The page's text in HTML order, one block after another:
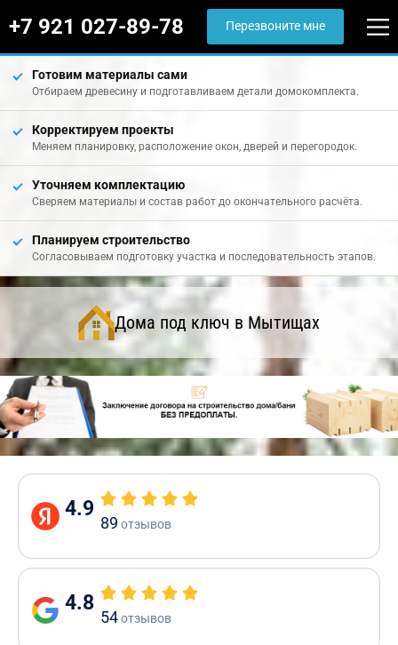
+7 921 027-89-78 Перезвоните мне
Готовим материалы сами
Отбираем древесину и подготавливаем детали домокомплекта.
Корректируем проекты
Меняем планировку, расположение окон, дверей и перегородок.
Уточняем комплектацию
Сверяем материалы и состав работ до окончательного расчёта.
Планируем строительство
Согласовываем подготовку участка и последовательность этапов.
Дома под ключ в Мытищах
4.9
89 отзывов
4.8
54отзывов